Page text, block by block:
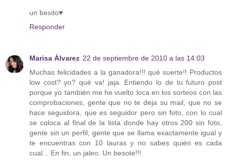
un besito♥
Responder
Marisa Álvarez 22 de septiembre de 2010 a las 14:03
Muchas felicidades a la ganadora!!! qué suerte!! Productos
low cost? yo? qué va! jaja. Entiendo lo de tu futuro post
porque yo también me he vuelto loca en los sorteos con las
comprobaciones, gente que no te deja su mail, que no se
hace seguidora, que es seguidor pero sin foto, con lo cual
se coloca al final de la lista donde hay otros 200 sin foto,
gente sin un perfil, gente que se llama exactamente igual y
te encuentras con 10 lauras y no sabes quién es cada
cual... En fin, un jaleo. Un besote!!!